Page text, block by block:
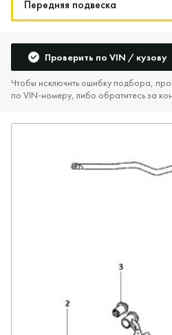
Проверить по VIN / кузову
Чтобы исключить ошибку подбора,
по VIN‑номеру, либо обратитесь за